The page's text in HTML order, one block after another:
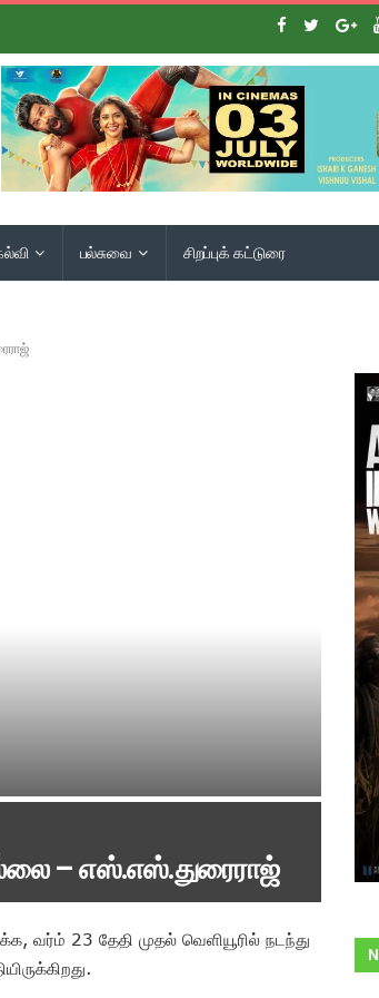
பல்சுவை சிறப்புக் கட்டுரை
– எஸ்.எஸ்.துரைராஜ்
வர்ம் 23 தேதி முதல் வெளியூரில் நடந்து